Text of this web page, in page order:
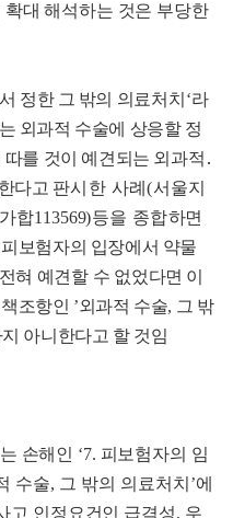
대 해석하는 것은 부당한
정한 그 밖의 의료처치 ‘라
외과적 수술에 상응할 정
따를 것이 예견되는 외과적 ․
다고 판시한 사례(서울지
가합113569)등을 종합하면
보험자의 입장에서 약물
혀 예견할 수 없었다면 이
조항인 ’외과적 수술, 그 밖
아니한다고 할 것임
손해인 ‘7. 피보험자의 임
수술, 그 밖의 의료처치 ’에
고 인정요건인 급격성, 우